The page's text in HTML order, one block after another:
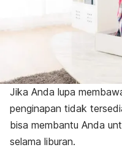
Jika Anda lupa
penginapan tidak
bisa membantu Anda
selama liburan.